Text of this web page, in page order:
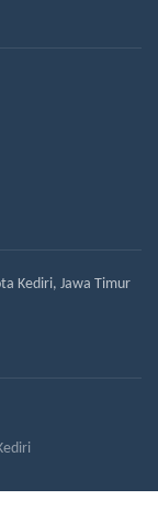
Kediri, Jawa Timur